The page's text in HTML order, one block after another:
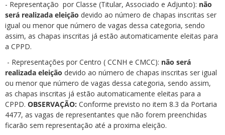
- Representação por Classe (Titular, Associado e Adjunto): não
será realizada eleição devido ao número de chapas inscritas ser
igual ou menor que número de vagas dessa categoria, sendo
assim, as chapas inscritas já estão automaticamente eleitas para
a CPPD.
- Representações por Centro ( CCNH e CMCC): não será
realizada eleição devido ao número de chapas inscritas ser igual
ou menor que número de vagas dessa categoria, sendo assim,
as chapas inscritas já estão automaticamente eleitas para a
CPPD. OBSERVAÇÃO: Conforme previsto no item 8.3 da Portaria
4477, as vagas de representantes que não forem preenchidas
ficarão sem representação até a proxima eleição.